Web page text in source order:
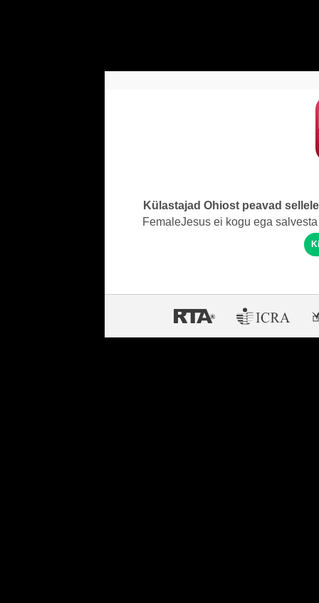
Külastajad Ohiost peavad
FemaleJesus ei kogu ega